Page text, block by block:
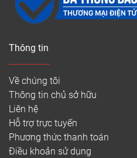
Thông tin
Về chúng tôi
Thông tin chủ sở hữu
Liên hệ
Hỗ trợ trực tuyến
Phương thức thanh toán
Điều khoản sử dụng